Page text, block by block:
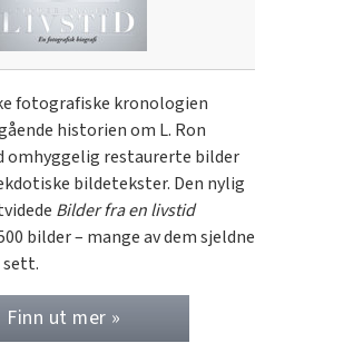
fotografiske kronologien
historien om L. Ron
omhyggelig restaurerte bilder
bildetekster. Den nylig
Bilder fra en livstid
bilder – mange av dem sjeldne
Finn ut mer »